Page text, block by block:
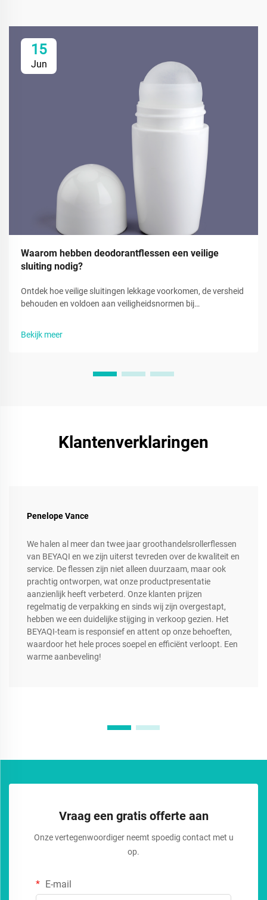
15
Jun
Waarom hebben deodorantflessen een veilige
sluiting nodig?
Ontdek hoe veilige sluitingen lekkage voorkomen, de versheid
behouden en voldoen aan veiligheidsnormen bij
het vertrouwen van consumenten. Meer informatie.
Bekijk meer
Klantenverklaringen
Penelope Vance
We halen al meer dan twee jaar groothandelsrollerflessen
van BEYAQI en we zijn uiterst tevreden over de kwaliteit en
service. De flessen zijn niet alleen duurzaam, maar ook
prachtig ontworpen, wat onze productpresentatie
aanzienlijk heeft verbeterd. Onze klanten prijzen
regelmatig de verpakking en sinds wij zijn overgestapt,
hebben we een duidelijke stijging in verkoop gezien. Het
BEYAQI-team is responsief en attent op onze behoeften,
waardoor het hele proces soepel en efficiënt verloopt. Een
warme aanbeveling!
Vraag een gratis offerte aan
Onze vertegenwoordiger neemt spoedig contact met u
op.
E-mail